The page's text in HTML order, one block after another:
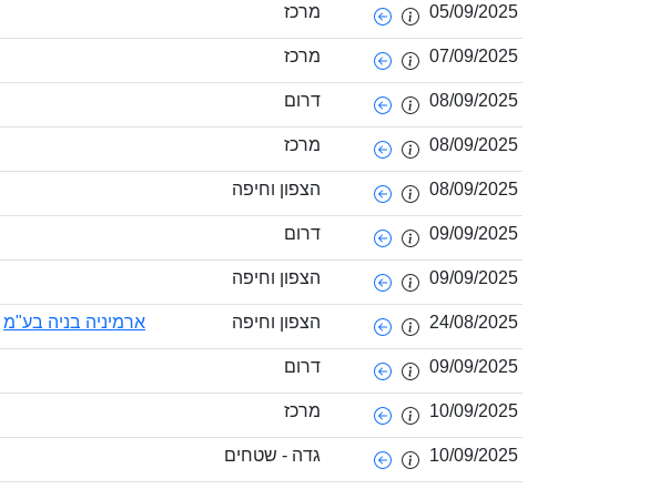
05/09/2025 מרכז
07/09/2025 מרכז
08/09/2025 דרום
08/09/2025 מרכז
08/09/2025 הצפון וחיפה
09/09/2025 דרום
09/09/2025 הצפון וחיפה
24/08/2025 הצפון וחיפה ארמיניה בניה בע"מ
09/09/2025 דרום
10/09/2025 מרכז
10/09/2025 גדה - שטחים